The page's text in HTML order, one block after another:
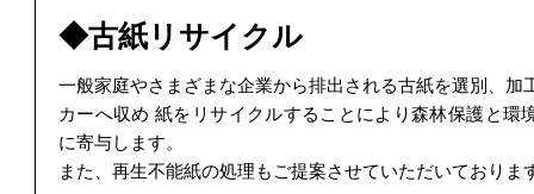
◆古紙リサイクル
一般家庭やさまざまな企業から排出される古紙を選別、加
カーへ収め 紙をリサイクルすることにより森林保護と環
に寄与します。
また、再生不能紙の処理もご提案させていただいておりま